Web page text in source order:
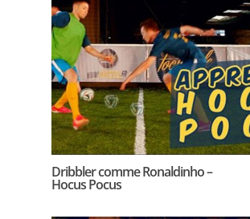
Dribbler comme Ronaldinho –
Hocus Pocus